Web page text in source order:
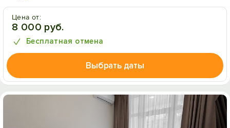
Цена от:
8 000 руб.
Бесплатная отмена
Выбрать даты